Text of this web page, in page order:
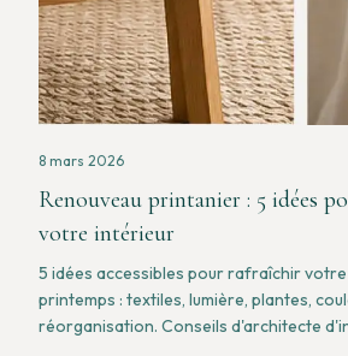
8 mars 2026
Renouveau printanier : 5 idées
votre intérieur
5 idées accessibles pour rafraîchir
printemps : textiles, lumière, plantes,
réorganisation. Conseils d'architecte